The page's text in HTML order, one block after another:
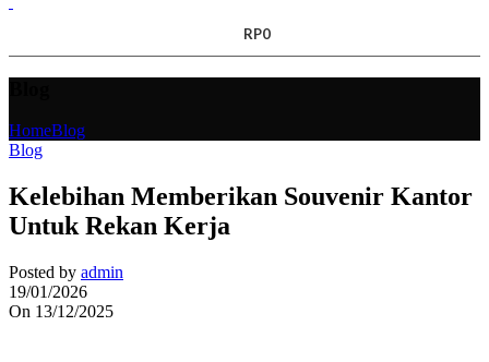
RP0
HomeBlog
Blog
Kelebihan Memberikan Souvenir Kantor
Untuk Rekan Kerja
Posted by admin
19/01/2026
On 13/12/2025